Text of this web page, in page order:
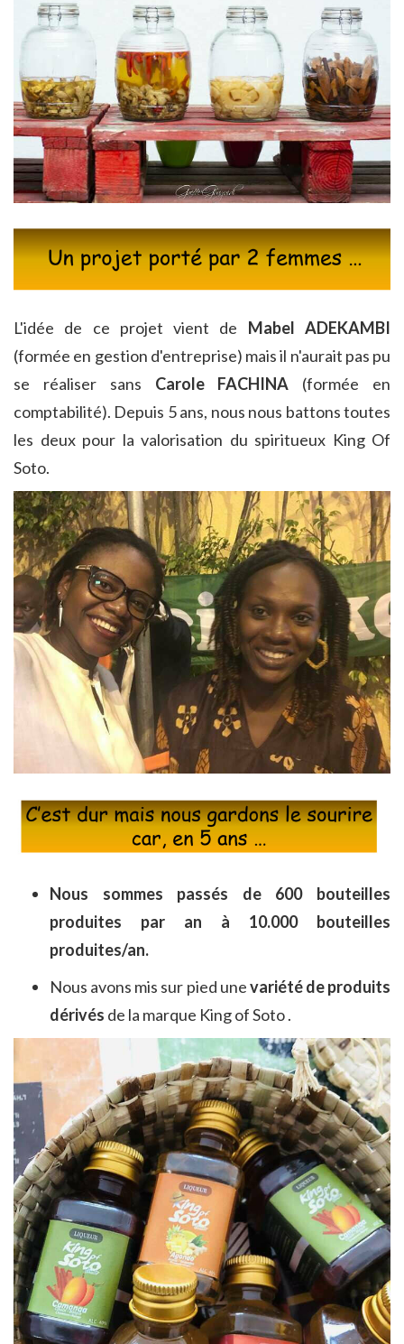
L'idée de ce projet vient de Mabel ADEKAMBI
(formée en gestion d'entreprise) mais il n'aurait pas pu
se réaliser sans Carole FACHINA (formée en
comptabilité). Depuis 5 ans, nous nous battons toutes
les deux pour la valorisation du spiritueux King Of
Soto.
Nous sommes passés de 600 bouteilles
produites par an à 10.000 bouteilles
produites/an.
Nous avons mis sur pied unevariété de produits
dérivés de la marque King of Soto .